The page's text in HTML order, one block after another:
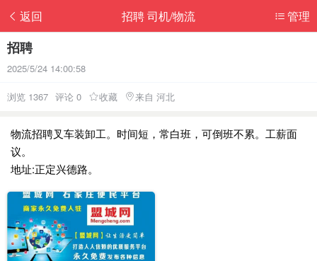
返回 管理
招聘 司机/物流
招聘
2025/5/24 14:00:58
浏览 1367 评论 0 收藏 来自 河北
物流招聘叉车装卸工。时间短，常白班，可倒班不累。工薪面
议。
地址:正定兴德路。